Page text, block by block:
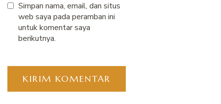
Simpan nama, email, dan situs
web saya pada peramban ini
untuk komentar saya
berikutnya.